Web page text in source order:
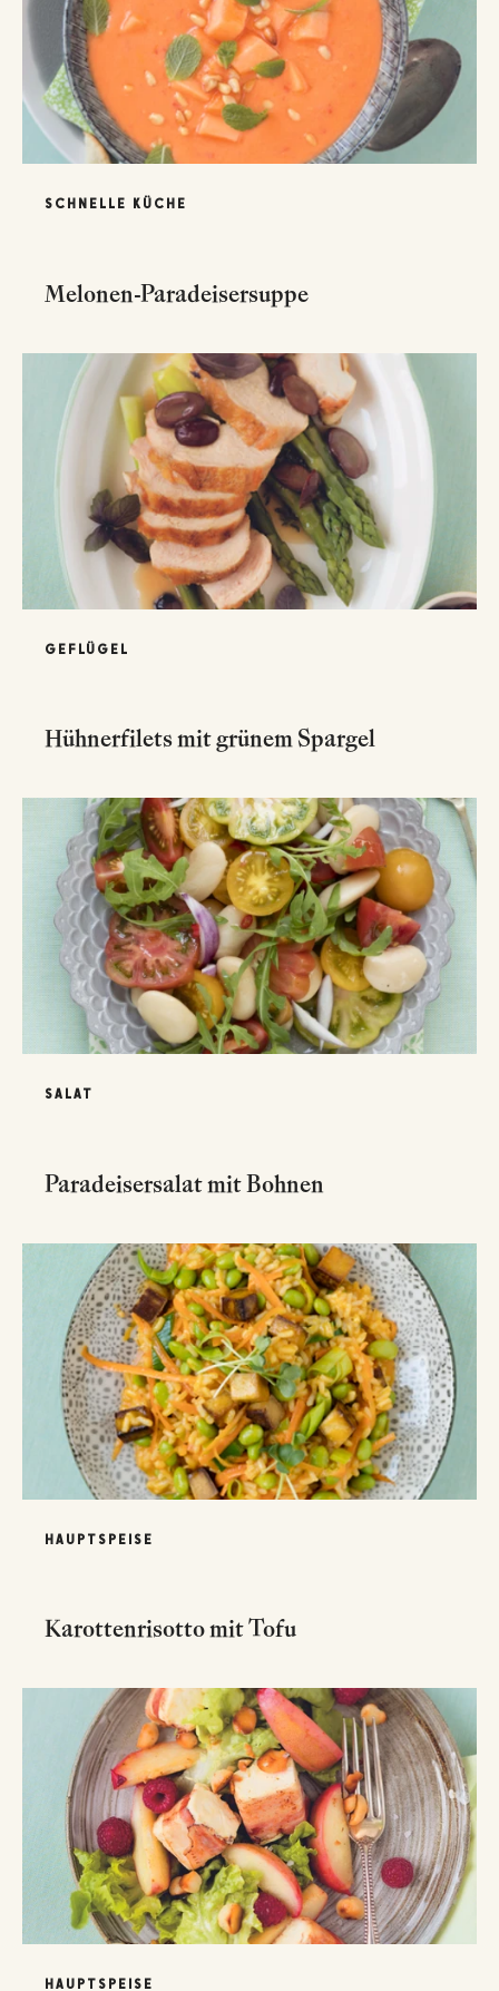
SCHNELLE KÜCHE
Melonen-Paradeisersuppe
GEFLÜGEL
Hühnerfilets mit grünem Spargel
SALAT
Paradeisersalat mit Bohnen
HAUPTSPEISE
Karottenrisotto mit Tofu
HAUPTSPEISE